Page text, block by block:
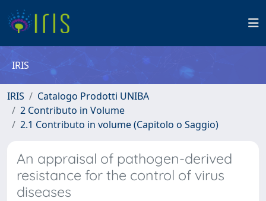
IRIS
IRIS
Catalogo Prodotti UNIBA
2 Contributo in Volume
2.1 Contributo in volume (Capitolo o Saggio)
An appraisal of pathogen-derived
resistance for the control of virus
diseases